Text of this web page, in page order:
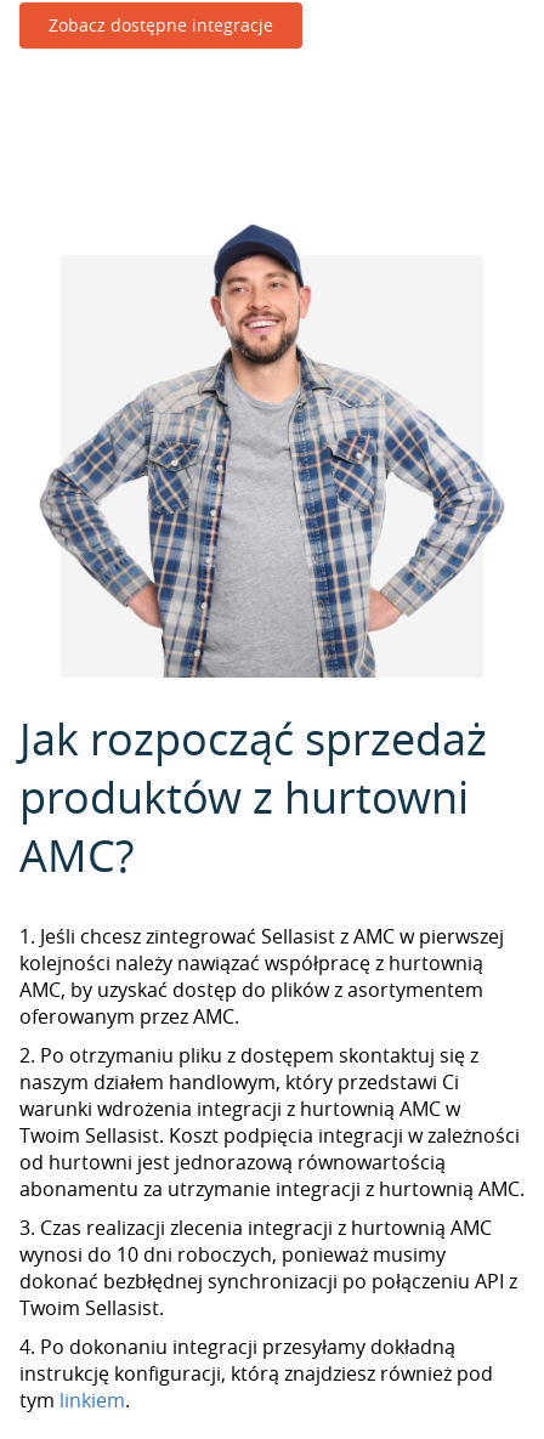
Zobacz dostępne integracje
Jak rozpocząć sprzedaż
produktów z hurtowni
AMC?
1. Jeśli chcesz zintegrować Sellasist z AMC w pierwszej
kolejności należy nawiązać współpracę z hurtownią
AMC, by uzyskać dostęp do plików z asortymentem
oferowanym przez AMC.
2. Po otrzymaniu pliku z dostępem skontaktuj się z
naszym działem handlowym, który przedstawi Ci
warunki wdrożenia integracji z hurtownią AMC w
Twoim Sellasist. Koszt podpięcia integracji w zależności
od hurtowni jest jednorazową równowartością
abonamentu za utrzymanie integracji z hurtownią AMC.
3. Czas realizacji zlecenia integracji z hurtownią AMC
wynosi do 10 dni roboczych, ponieważ musimy
dokonać bezbłędnej synchronizacji po połączeniu API z
Twoim Sellasist.
4. Po dokonaniu integracji przesyłamy dokładną
instrukcję konfiguracji, którą znajdziesz również pod
tym linkiem.